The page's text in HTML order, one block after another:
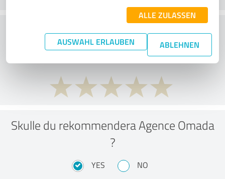
ALLE ZULASSEN
AUSWAHL ERLAUBEN ABLEHNEN
What do you think of the price to
performance ratio?
Skulle du rekommendera Agence Omada
?
YES NO